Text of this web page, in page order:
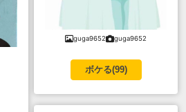
guga9652 guga9652
ボケる(99)